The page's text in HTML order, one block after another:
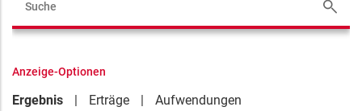
Anzeige-Optionen
Ergebnis Erträge
Aufwendungen